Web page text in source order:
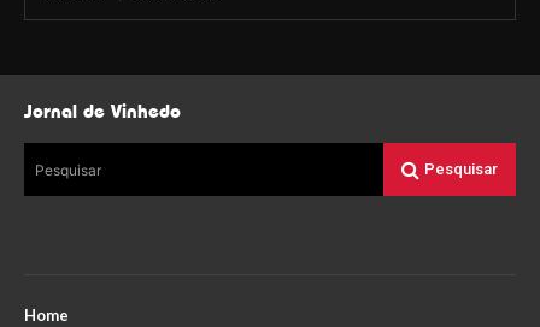
Jornal de Vinhedo
Pesquisar Pesquisar
Home